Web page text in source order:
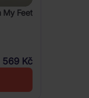
My Feet
569 Kč